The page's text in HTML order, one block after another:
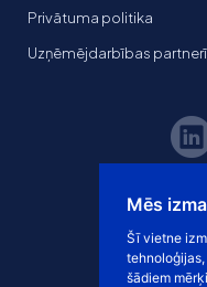
Mēs
Šī vietne
šādiem
Privātuma politika
Uzņēmējdarbības